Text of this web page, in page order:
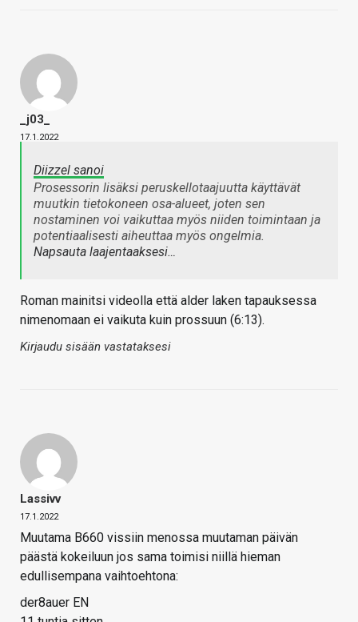
_j03_
17.1.2022
Diizzel sanoi
Prosessorin lisäksi peruskellotaajuutta käyttävät
muutkin tietokoneen osa-alueet, joten sen
nostaminen voi vaikuttaa myös niiden toimintaan ja
potentiaalisesti aiheuttaa myös ongelmia.
Napsauta laajentaaksesi…
Roman mainitsi videolla että alder laken tapauksessa
nimenomaan ei vaikuta kuin prossuun (6:13).
Kirjaudu sisään vastataksesi
Lassivv
17.1.2022
Muutama B660 vissiin menossa muutaman päivän
päästä kokeiluun jos sama toimisi niillä hieman
edullisempana vaihtoehtona:
der8auer EN